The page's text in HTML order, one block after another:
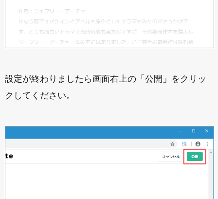
設定が終わりましたら画面右上の「公開」をクリッ
クしてください。